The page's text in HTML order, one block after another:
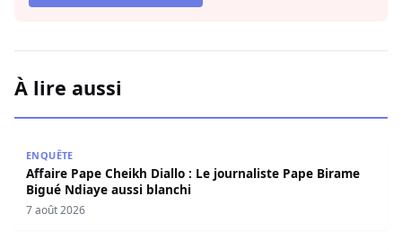
À lire aussi
ENQUÊTE
Affaire Pape Cheikh Diallo : Le journaliste Pape Birame
Bigué Ndiaye aussi blanchi
7 août 2026